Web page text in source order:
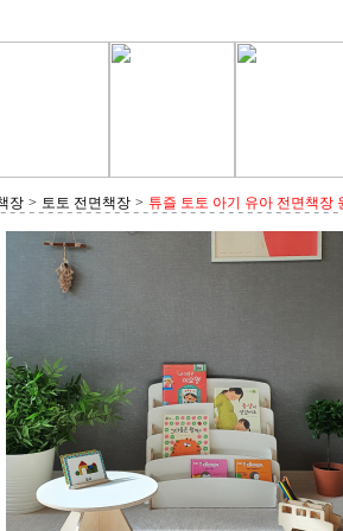
장 > 토토 전면책장 > 튜즐 토토 아기 유아 전면책장